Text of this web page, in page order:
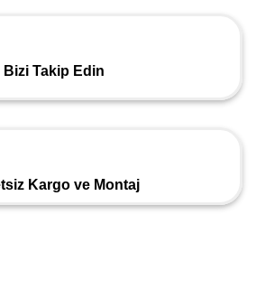
Bizi Takip Edin
Kargo ve Montaj